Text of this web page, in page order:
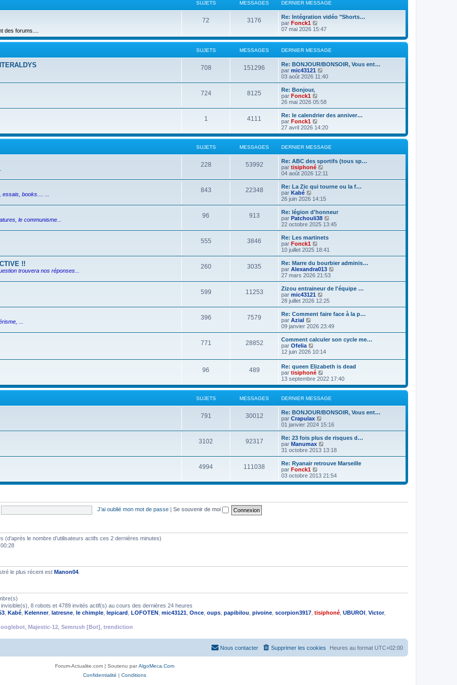
n
i
e
m
e
s
s
g
e
e
r
n
i
e
r
e
s
s
a
e
SUJETS MESSAGES DERNIER MESSAGE
des forums....
72 3176
Re: Intégration vidéo "Shorts…
par Fonck1
o
r
e
d
e
r
n
i
m
e
s
a
g
e
07 mai 2026 15:47
SUJETS MESSAGES DERNIER MESSAGE
708 151296
Re: BONJOUR/BONSOIR, Vous ent…
par mic43121
o
i
e
r
n
i
e
m
e
s
a
g
e
03 août 2026 11:40
724 8125
Re: Bonjour,
par Fonck1
o
i
r
e
e
r
n
i
e
r
m
e
s
a
g
e
26 mai 2026 05:58
1 4111
Re: le calendrier des anniver…
par Fonck1
o
i
r
l
e
r
n
i
e
m
e
s
s
a
g
e
27 avril 2026 14:20
SUJETS MESSAGES DERNIER MESSAGE
228 53992
Re: ABC des sportifs (tous sp…
par tisiphoné
o
i
r
e
r
n
i
r
e
s
s
a
g
e
04 août 2026 12:11
books.... ...
843 22348
Re: La Zic qui tourne ou la f…
par Kabé
o
i
r
l
e
e
r
n
i
r
m
e
s
s
a
g
e
26 juin 2026 14:15
le communisme...
96 913
Re: légion d'honneur
par Patchouli38
o
i
e
r
n
i
r
s
s
g
e
22 octobre 2025 13:45
555 3846
Re: Les martinets
par Fonck1
o
i
r
l
e
r
n
i
r
e
s
s
g
e
10 juillet 2025 18:41
!!
trouvera nos réponses...
260 3035
Re: Marre du bourbier adminis…
par Alexandra013
i
r
e
r
r
s
s
g
e
27 mars 2026 21:53
599 11253
Zizou entraineur de l'équipe …
par mic43121
o
i
r
e
e
r
n
e
r
e
s
s
a
e
28 juillet 2026 12:25
...
396 7579
Re: Comment faire face à la p…
par Azial
o
i
r
l
e
r
n
i
e
r
m
e
s
s
a
g
e
09 janvier 2026 23:49
771 28852
Comment calculer son cycle me…
par Ofelia
o
r
l
e
d
e
n
i
e
r
m
e
s
s
a
g
e
12 juin 2026 10:14
96 489
Re: queen Elizabeth is dead
par tisiphoné
o
i
r
l
e
n
i
e
m
e
s
a
g
13 septembre 2022 17:40
SUJETS MESSAGES DERNIER MESSAGE
791 30012
Re: BONJOUR/BONSOIR, Vous ent…
par Crapulax
o
i
r
l
e
r
n
i
e
e
e
01 janvier 2024 15:16
3102 92317
Re: 23 fois plus de risques d…
par Manumax
o
i
r
e
e
i
s
31 octobre 2013 13:18
4994 111038
Re: Ryanair retrouve Marseille
par Fonck1
o
i
s
03 octobre 2013 21:54
J’ai oublié mon mot de passe Se souvenir de moi
le nombre d’utilisateurs actifs ces 2 dernières minutes)
00:28
le plus récent est Manon04
8 robots et 4789 invités actif(s) au cours des dernières 24 heures
Kabé Kelenner, latresne le chimple lepicard LOFOTEN mic43121 Once oups papibilou pivoine scorpion3917 tisiphoné UBUROI Victor,
Majestic-12 Semrush [Bot] trendiction
Heures au format UTC+02:00
Supprimer les cookies
Nous contacter
Forum-Actualite.com | Soutenu parAlgoMeca.Com
Confidentialité | Conditions